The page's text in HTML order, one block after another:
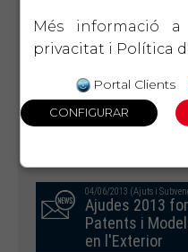
Ajuts 2013
Plans d'Igualtat
19/06/2013 (Ajuts i
Ajudes
04/06/2013 (Ajuts i
Ajudes 2013
Patents i
en l'Exterior
Més informació
privacitat i Política
Portal Clients